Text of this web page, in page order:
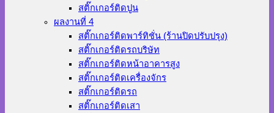
สติ๊กเกอร์ติดปูน
ผลงานที่ 4
สติ๊กเกอร์ติดพาร์ทิชั่น (ร้านปิดปรับปรุง)
สติ๊กเกอร์ติดรถบริษัท
สติ๊กเกอร์ติดหน้าอาคารสูง
สติ๊กเกอร์ติดเครื่องจักร
สติ๊กเกอร์ติดรถ
สติ๊กเกอร์ติดเสา